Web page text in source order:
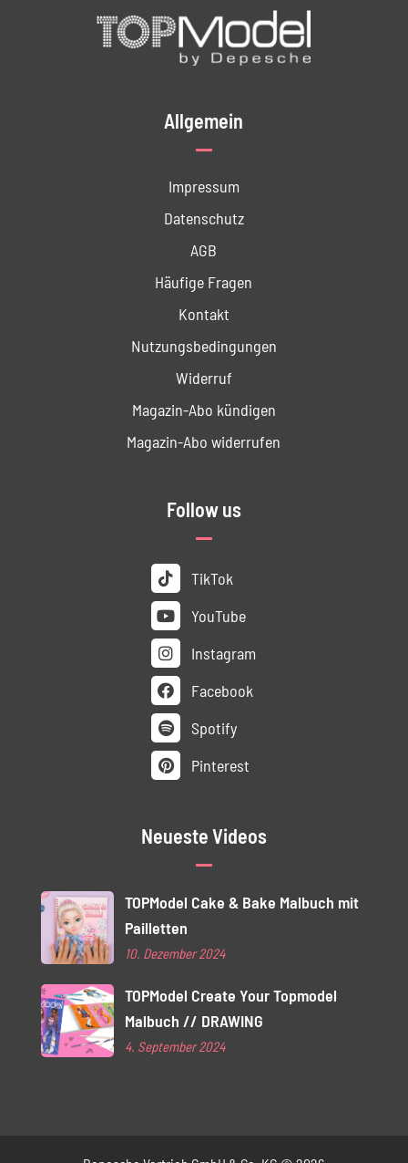
Allgemein
Impressum
Datenschutz
AGB
Häufige Fragen
Kontakt
Nutzungs­bedingungen
Widerruf
Magazin-Abo kündigen
Magazin-Abo widerrufen
Follow us
TikTok
YouTube
Instagram
Facebook
Spotify
Pinterest
Neueste Videos
TOPModel Cake & Bake Malbuch mit
Pailletten
10. Dezember 2024
TOPModel Create Your Topmodel
Malbuch // DRAWING
4. September 2024